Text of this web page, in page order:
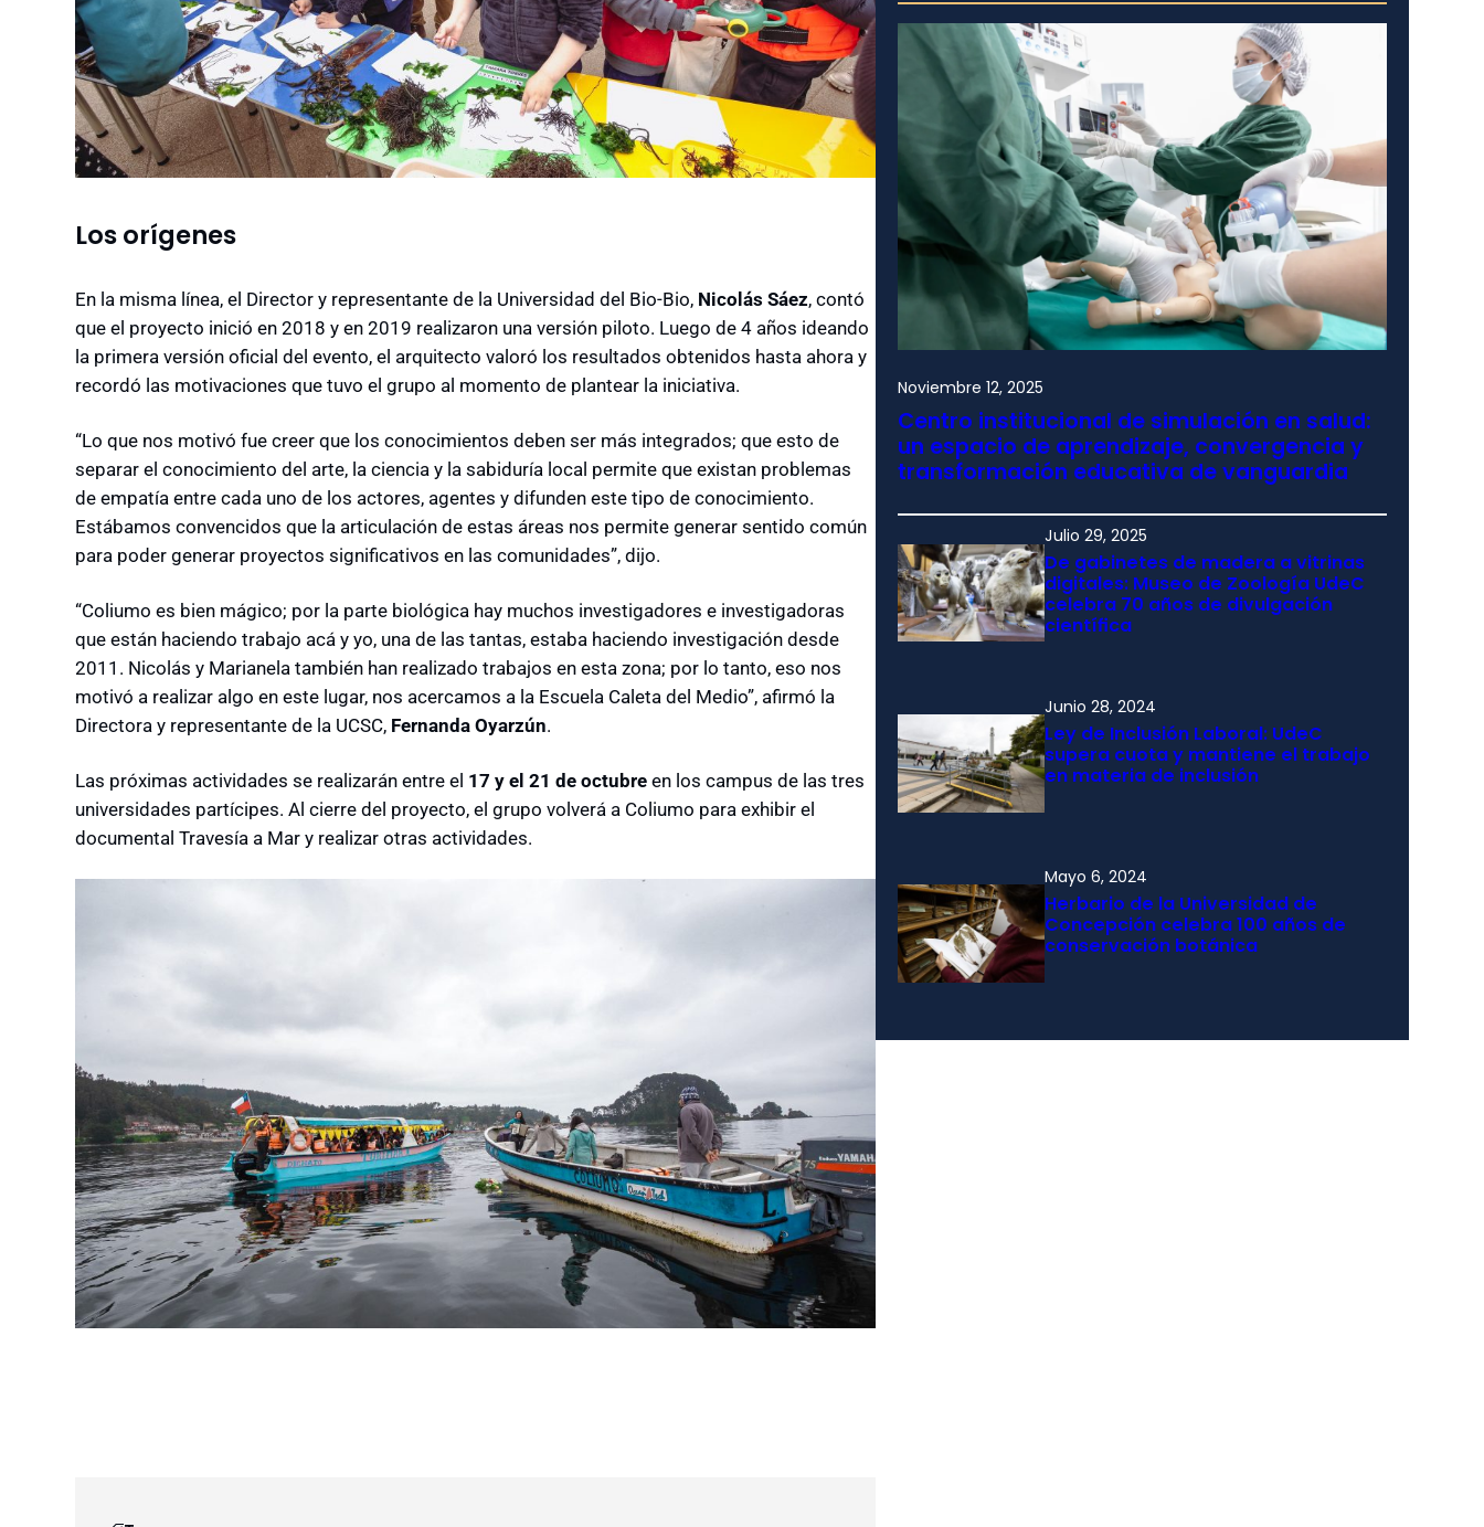
Los orígenes
En la misma línea, el Director y representante de la Universidad del Bio-Bio, Nicolás Sáez, contó
que el proyecto inició en 2018 y en 2019 realizaron una versión piloto. Luego de 4 años ideando
la primera versión oficial del evento, el arquitecto valoró los resultados obtenidos hasta ahora y
recordó las motivaciones que tuvo el grupo al momento de plantear la iniciativa.
“Lo que nos motivó fue creer que los conocimientos deben ser más integrados; que esto de
separar el conocimiento del arte, la ciencia y la sabiduría local permite que existan problemas
de empatía entre cada uno de los actores, agentes y difunden este tipo de conocimiento.
Estábamos convencidos que la articulación de estas áreas nos permite generar sentido común
para poder generar proyectos significativos en las comunidades”, dijo.
“Coliumo es bien mágico; por la parte biológica hay muchos investigadores e investigadoras
que están haciendo trabajo acá y yo, una de las tantas, estaba haciendo investigación desde
2011. Nicolás y Marianela también han realizado trabajos en esta zona; por lo tanto, eso nos
motivó a realizar algo en este lugar, nos acercamos a la Escuela Caleta del Medio”, afirmó la
Directora y representante de la UCSC, Fernanda Oyarzún.
Las próximas actividades se realizarán entre el 17 y el 21 de octubre en los campus de las tres
universidades partícipes. Al cierre del proyecto, el grupo volverá a Coliumo para exhibir el
documental Travesía a Mar y realizar otras actividades.
Noviembre 12, 2025
Centro institucional de simulación en salud:
un espacio de aprendizaje, convergencia y
transformación educativa de vanguardia
Julio 29, 2025
De gabinetes de madera a vitrinas
digitales: Museo de Zoología UdeC
celebra 70 años de divulgación
científica
Junio 28, 2024
Ley de Inclusión Laboral: UdeC
supera cuota y mantiene el trabajo
en materia de inclusión
Mayo 6, 2024
Herbario de la Universidad de
Concepción celebra 100 años de
conservación botánica